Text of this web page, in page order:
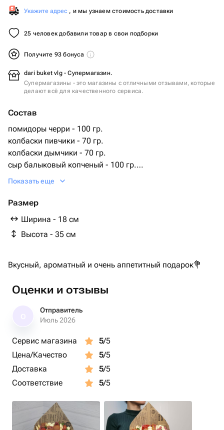
Укажите адрес , и мы узнаем стоимость доставки
25 человек добавили товар в свои подборки
Получите 93 бонуса
dari buket vlg - Супермагазин.
Супермагазины - это магазины с отличными отзывами, которые
делают всё для качественного сервиса.
Состав
помидоры черри - 100 гр.
колбаски пивчики - 70 гр.
колбаски дымчики - 70 гр.
сыр балыковый копченый - 100 гр.
сыр scamorza - 100 гр.
колбасная нарезка дымов - 90 гр.
Показать еще
Размер
Ширина - 18 см
Высота - 35 см
Вкусный, ароматный и очень аппетитный подарок💐
Оценки и отзывы
Отправитель
Июль 2026
Сервис магазина 5/5
Цена/Качество
5/5
Доставка
5/5
Соответствие
5/5